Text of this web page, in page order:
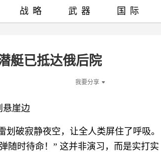
艇已抵达俄后院
我要分享
悬崖边
破寂静夜空，让全人类屏住了呼吸。
随时待命！” 这并非演习，而是实打实
战略 武器 国际